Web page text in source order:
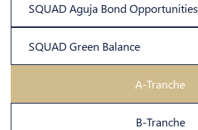
SQUAD Aguja Bond Opportunities
SQUAD Green Balance
A-Tranche
B-Tranche